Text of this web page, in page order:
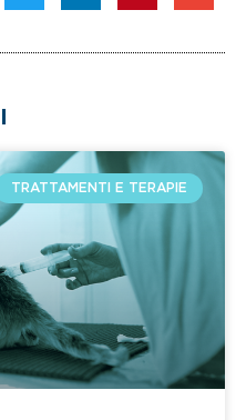
TRATTAMENTI E TERAPIE